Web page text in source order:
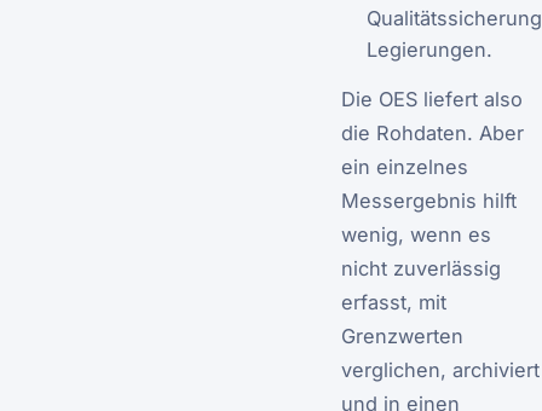
Legierungen.
Die OES liefert also
die Rohdaten. Aber
ein einzelnes
Messergebnis hilft
wenig, wenn es
nicht zuverlässig
erfasst, mit
Grenzwerten
verglichen, archiviert
und in einen